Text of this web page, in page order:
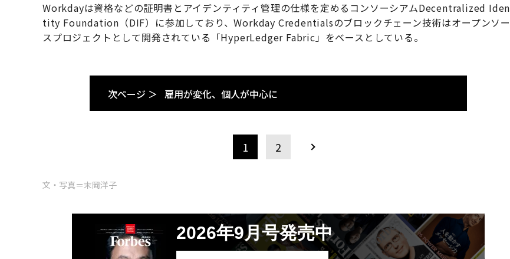
Workdayは資格などの証明書とアイデンティティ管理の仕様を定めるコンソーシアムDecentralized Iden
tity Foundation（DIF）に参加しており、Workday Credentialsのブロックチェーン技術はオープンソー
スプロジェクトとして開発されている「HyperLedger Fabric」をベースとしている。
次ページ ＞ 雇用が変化、個人が中心に
1 2
文・写真＝末岡洋子
2026年9月号発売中